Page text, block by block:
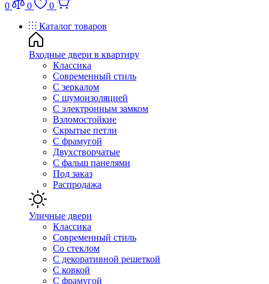
0
0
0
Каталог товаров
Входные двери в квартиру
Классика
Современный стиль
С зеркалом
С шумоизоляцией
С электронным замком
Взломостойкие
Скрытые петли
С фрамугой
Двухстворчатые
С фальш панелями
Под заказ
Распродажа
Уличные двери
Классика
Современный стиль
Со стеклом
С декоративной решеткой
С ковкой
С фрамугой